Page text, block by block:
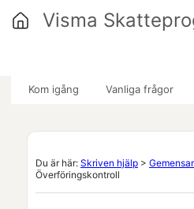
Kom igång Vanliga frågor
Visma
Du är här: Skriven hjälp >
Överföringskontroll